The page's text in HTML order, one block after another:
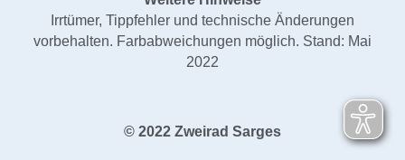
Irrtümer, Tippfehler und technische Änderungen
vorbehalten. Farbabweichungen möglich. Stand: Mai
2022
© 2022 Zweirad Sarges